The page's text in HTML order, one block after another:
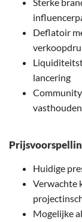
Deflatoir
lancering
Huidige
Verwachte
Mogelijke